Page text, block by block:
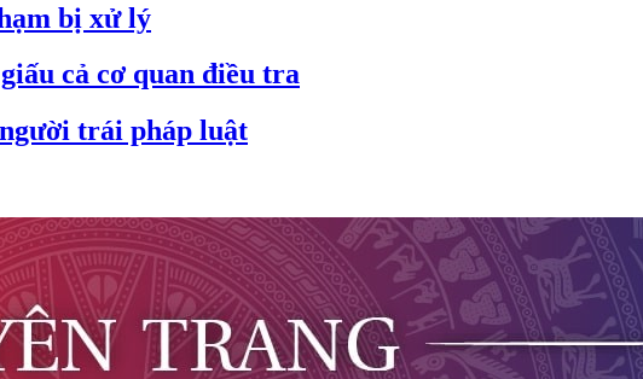
bị xử lý
cả cơ quan điều tra
trái pháp luật